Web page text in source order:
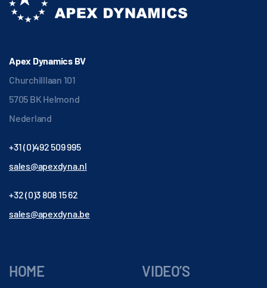
Apex Dynamics BV
Churchilllaan 101
5705 BK Helmond
Nederland
+31 (0)492 509 995
sales@apexdyna.nl
+32 (0)3 808 15 62
sales@apexdyna.be
HOME
VIDEO’S